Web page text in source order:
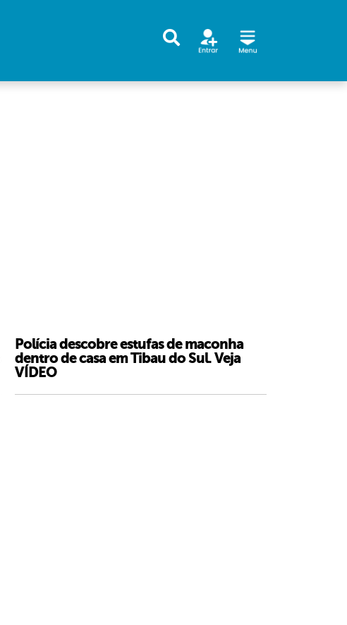
Polícia descobre estufas de maconha
dentro de casa em Tibau do Sul. Veja
VÍDEO